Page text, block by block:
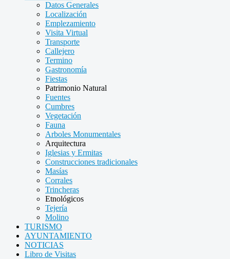
Datos Generales
Localización
Emplezamiento
Visita Virtual
Transporte
Callejero
Termino
Gastronomía
Fiestas
Patrimonio Natural
Fuentes
Cumbres
Vegetación
Fauna
Arboles Monumentales
Arquitectura
Iglesias y Ermitas
Construcciones tradicionales
Masías
Corrales
Trincheras
Etnológicos
Tejería
Molino
TURISMO
AYUNTAMIENTO
NOTICIAS
Libro de Visitas